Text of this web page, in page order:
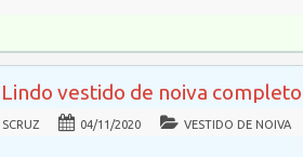
Lindo vestido de noiva completo
SCRUZ 04/11/2020 VESTIDO DE NOIVA